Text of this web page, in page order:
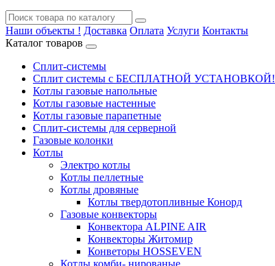
Наши объекты ! Доставка Оплата Услуги Контакты
Каталог товаров
Сплит-системы
Сплит системы с БЕСПЛАТНОЙ УСТАНОВКОЙ!
Котлы газовые напольные
Котлы газовые настенные
Котлы газовые парапетные
Сплит-системы для серверной
Газовые колонки
Котлы
Электро котлы
Котлы пеллетные
Котлы дровяные
Котлы твердотопливные Конорд
Газовые конвекторы
Конвектора ALPINE AIR
Конвекторы Житомир
Конветоры HOSSEVEN